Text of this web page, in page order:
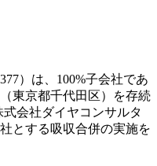
）は、100%子会社であ
東京都千代田区）を存続
会社ダイヤコンサルタ
とする吸収合併の実施を